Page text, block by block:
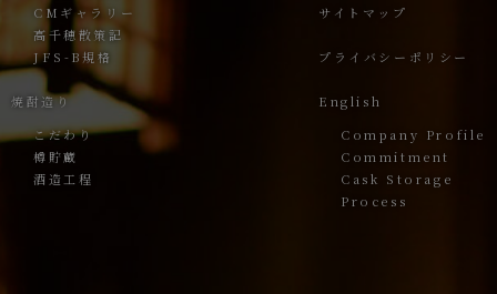
CMギャラリー
高千穂散策記
JFS-B規格
焼酎造り
こだわり
樽貯蔵
酒造工程
サイトマップ
プライバシーポリシー
English
Company Profile
Commitment
Cask Storage
Process